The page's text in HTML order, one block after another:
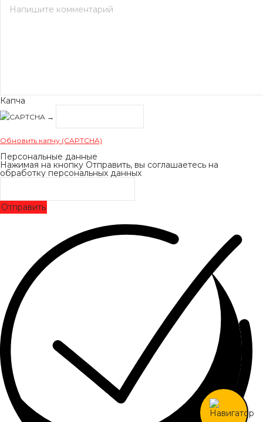
Капча
→
Обновить капчу (CAPTCHA)
Персональные данные
Нажимая на кнопку Отправить, вы соглашаетесь на
обработку персональных данных
Отправить